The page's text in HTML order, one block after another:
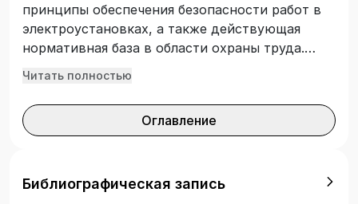
принципы обеспечения безопасности работ в
электроустановках, а также действующая
нормативная база в области охраны труда.
Описаны способы и средства защиты от
в электроустановках людей. Приведен
комплекс мероприятий по правовой,
требованиями Федерального государственного
Читать полностью
Оглавление
Библиографическая запись